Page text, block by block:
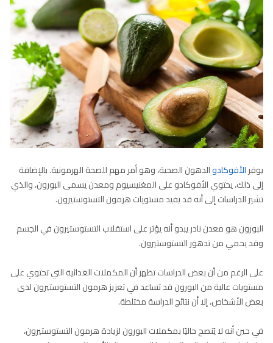
يوفرالأفوكادوالدهون الصحية، وهو أمر مهم للصحة الهرمونية. بالإضافة
إلى ذلك، يحتوي الأفوكادو على المغنيسيوم ومعدن يسمى البورون، والذي
تشير الدراسات إلى أنه قد يفيد مستويات هرمون التستوستيرون.
البورون هو معدن نادر يبدو أنه يؤثر على استقلاب التستوستيرون في الجسم
وقد يحمي من تدهور التستوستيرون.
على الرغم من أن بعض الدراسات تظهر أن المكملات الغذائية التي تحتوي على
مستويات عالية من البورون قد تساعد في تعزيز هرمون التستوستيرون لدى
بعض الأشخاص، إلا أن نتائج الدراسة مختلطة.
في حين أنه لا يُنصح حاليًا بمكملات البورون لزيادة هرمون التستوستيرون،